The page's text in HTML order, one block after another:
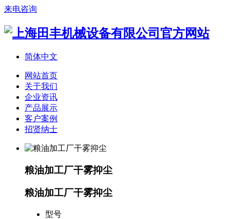
来电咨询
简体中文
网站首页
关于我们
企业资讯
产品展示
客户案例
招贤纳士
粮油加工厂干雾抑尘
粮油加工厂干雾抑尘
型号